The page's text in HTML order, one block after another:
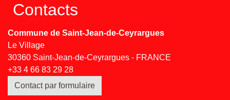
Contacts
Commune de Saint-Jean-de-Ceyrargues
Le Village
30360 Saint-Jean-de-Ceyrargues - FRANCE
+33 4 66 83 29 28
Contact par formulaire